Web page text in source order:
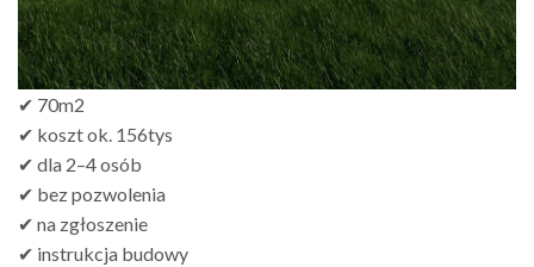
✔ 70m2
✔ koszt ok. 156tys
✔ dla 2–4 osób
✔ bez pozwolenia
✔ na zgłoszenie
✔ instrukcja budowy